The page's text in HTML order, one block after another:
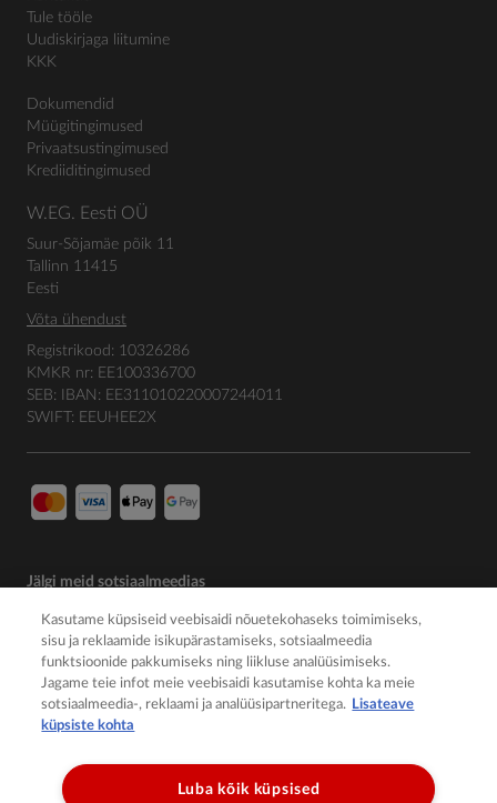
Tule tööle
Uudiskirjaga liitumine
KKK
Dokumendid
Müügitingimused
Privaatsustingimused
Krediiditingimused
W.EG. Eesti OÜ
Suur-Sõjamäe põik 11
Tallinn 11415
Eesti
Võta ühendust
Registrikood: 10326286
KMKR nr: EE100336700
SEB: IBAN: EE311010220007244011
SWIFT: EEUHEE2X
Jälgi meid sotsiaalmeedias
Kasutame küpsiseid veebisaidi nõuetekohaseks toimimiseks,
sisu ja reklaamide isikupärastamiseks, sotsiaalmeedia
funktsioonide pakkumiseks ning liikluse analüüsimiseks.
Jagame teie infot meie veebisaidi kasutamise kohta ka meie
sotsiaalmeedia-, reklaami ja analüüsipartneritega. Lisateave
küpsiste kohta
Luba kõik küpsised